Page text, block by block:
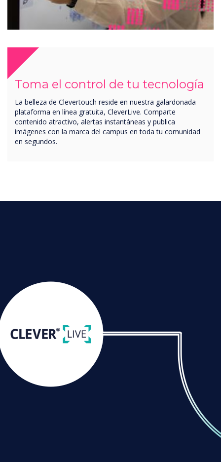
Toma el control de tu tecnología
La belleza de Clevertouch reside en nuestra galardonada
plataforma en línea gratuita, CleverLive. Comparte
contenido atractivo, alertas instantáneas y publica
imágenes con la marca del campus en toda tu comunidad
en segundos.